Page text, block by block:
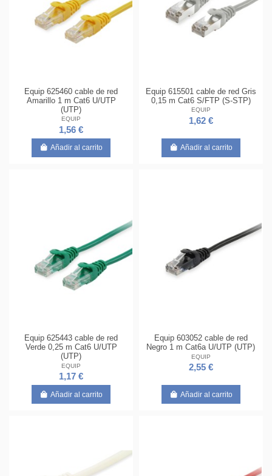
Equip 625460 cable de red
Amarillo 1 m Cat6 U/UTP
(UTP)
EQUIP
1,56 €
Añadir al carrito
Equip 615501 cable de red Gris
0,15 m Cat6 S/FTP (S-STP)
EQUIP
1,62 €
Añadir al carrito
Equip 625443 cable de red
Verde 0,25 m Cat6 U/UTP
(UTP)
EQUIP
1,17 €
Añadir al carrito
Equip 603052 cable de red
Negro 1 m Cat6a U/UTP (UTP)
EQUIP
2,55 €
Añadir al carrito